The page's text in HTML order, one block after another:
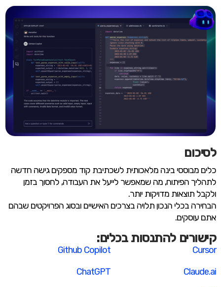
לסיכום
כלים מבוססי בינה מלאכותית לשכתיבת קוד מספקים גישה חדשה
לתהליך הפיתוח, מה שמאפשר לייעל את העבודה, לחסוך בזמן
ולקבל תוצאות מדויקות יותר.
הבחירה בכלי הנכון תלויה בצרכים האישיים ובסוג הפרויקטים שבהם
אתם עוסקים. ​
קישורים להתנסות בכלים:
Cursor
Github Copilot
Claude.ai
ChatGPT